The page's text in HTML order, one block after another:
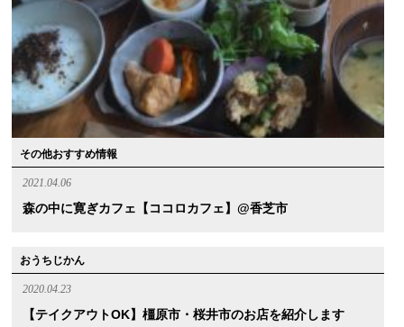
その他おすすめ情報
2021.04.06
森の中に寛ぎカフェ【ココロカフェ】@香芝市
おうちじかん
2020.04.23
【テイクアウトOK】橿原市・桜井市のお店を紹介します